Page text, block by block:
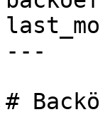
---
#